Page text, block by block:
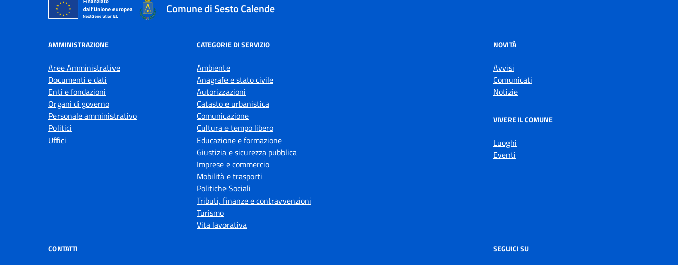
Comune di Sesto Calende
AMMINISTRAZIONE
Aree Amministrative
Documenti e dati
Enti e fondazioni
Organi di governo
Personale amministrativo
Politici
Uffici
CATEGORIE DI SERVIZIO
Ambiente
Anagrafe e stato civile
Autorizzazioni
Catasto e urbanistica
Comunicazione
Cultura e tempo libero
Educazione e formazione
Giustizia e sicurezza pubblica
Imprese e commercio
Mobilità e trasporti
Politiche Sociali
Tributi, finanze e contravvenzioni
Turismo
Vita lavorativa
NOVITÀ
Avvisi
Comunicati
Notizie
VIVERE IL COMUNE
Luoghi
Eventi
CONTATTI SEGUICI SU